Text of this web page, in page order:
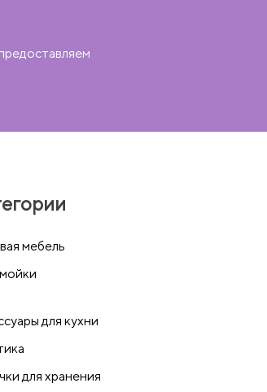
мебель
для кухни
для хранения